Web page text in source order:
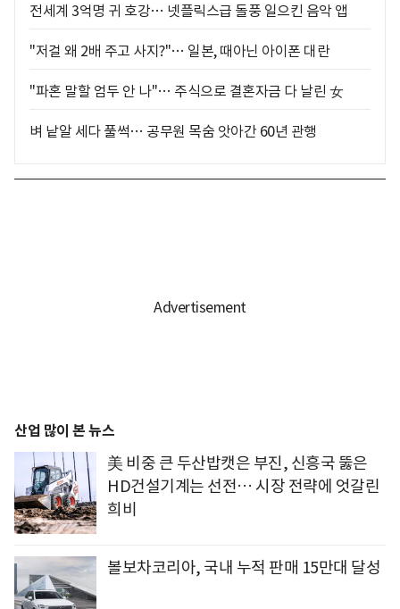
전세계 3억명 귀 호강… 넷플릭스급 돌풍 일으킨 음악 앱
"저걸 왜 2배 주고 사지?"… 일본, 때아닌 아이폰 대란
"파혼 말할 엄두 안 나"… 주식으로 결혼자금 다 날린 女
벼 낱알 세다 풀썩… 공무원 목숨 앗아간 60년 관행
산업 많이 본 뉴스
美 비중 큰 두산밥캣은 부진, 신흥국 뚫은
HD건설기계는 선전… 시장 전략에 엇갈린
희비
볼보차코리아, 국내 누적 판매 15만대 달성